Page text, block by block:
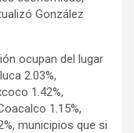
González
ocupan del lugar
2.03%,
1.42%,
1.15%,
municipios que si